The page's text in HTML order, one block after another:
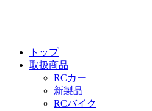
トップ
取扱商品
RCカー
新製品
RCバイク